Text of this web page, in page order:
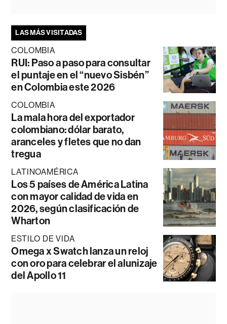
LAS MÁS VISITADAS
COLOMBIA
RUI: Paso a paso para consultar
el puntaje en el “nuevo Sisbén”
en Colombia este 2026
COLOMBIA
La mala hora del exportador
colombiano: dólar barato,
aranceles y fletes que no dan
tregua
LATINOAMÉRICA
Los 5 países de América Latina
con mayor calidad de vida en
2026, según clasificación de
Wharton
ESTILO DE VIDA
Omega x Swatch lanza un reloj
con oro para celebrar el alunizaje
del Apollo 11